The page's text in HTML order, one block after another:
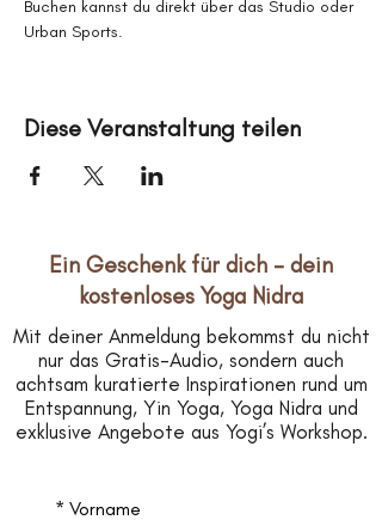
Buchen kannst du direkt über das Studio oder
Urban Sports.
Diese Veranstaltung teilen
Ein Geschenk für dich – dein
kostenloses Yoga Nidra
Mit deiner Anmeldung bekommst du nicht
nur das Gratis-Audio, sondern auch
achtsam kuratierte Inspirationen rund um
Entspannung, Yin Yoga, Yoga Nidra und
exklusive Angebote aus Yogi’s Workshop.
* Vorname